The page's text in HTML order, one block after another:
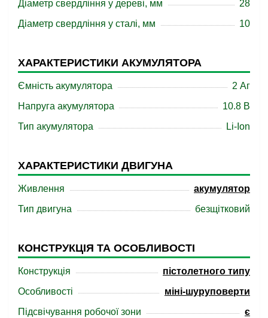
Діаметр свердління у дереві, мм
28
Діаметр свердління у сталі, мм
10
ХАРАКТЕРИСТИКИ АКУМУЛЯТОРА
Ємність акумулятора
2 Аг
Напруга акумулятора
10.8 В
Тип акумулятора
Li-Ion
ХАРАКТЕРИСТИКИ ДВИГУНА
Живлення
акумулятор
Тип двигуна
безщітковий
КОНСТРУКЦІЯ ТА ОСОБЛИВОСТІ
Конструкція
пістолетного типу
Особливості
міні-шуруповерти
Підсвічування робочої зони
є